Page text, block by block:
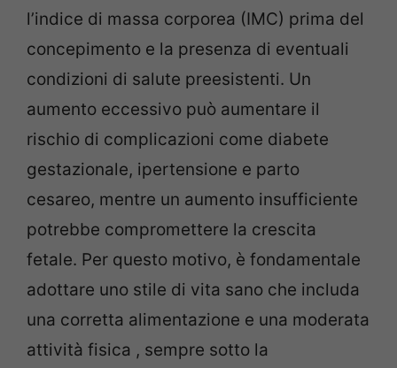
l’indice di massa corporea (IMC) prima del
concepimento e la presenza di eventuali
condizioni di salute preesistenti. Un
aumento eccessivo può aumentare il
rischio di complicazioni come diabete
gestazionale, ipertensione e parto
cesareo, mentre un aumento insufficiente
potrebbe compromettere la crescita
fetale. Per questo motivo, è fondamentale
adottare uno stile di vita sano che includa
una corretta alimentazione e una moderata
attività fisica , sempre sotto la